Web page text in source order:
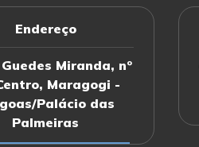
Endereço
Miranda, nº
Maragogi -
Palácio das
Palmeiras